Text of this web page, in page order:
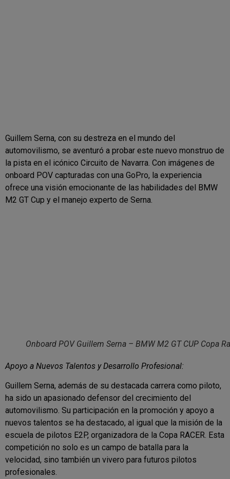
Guillem Serna, con su destreza en el mundo del
automovilismo, se aventuró a probar este nuevo monstruo de
la pista en el icónico Circuito de Navarra. Con imágenes de
onboard POV capturadas con una GoPro, la experiencia
ofrece una visión emocionante de las habilidades del BMW
M2 GT Cup y el manejo experto de Serna.
Onboard POV Guillem Serna – BMW M2 GT CUP Copa
Apoyo a Nuevos Talentos y Desarrollo Profesional:
Guillem Serna, además de su destacada carrera como piloto,
ha sido un apasionado defensor del crecimiento del
automovilismo. Su participación en la promoción y apoyo a
nuevos talentos se ha destacado, al igual que la misión de la
escuela de pilotos E2P, organizadora de la Copa RACER. Esta
competición no solo es un campo de batalla para la
velocidad, sino también un vivero para futuros pilotos
profesionales.